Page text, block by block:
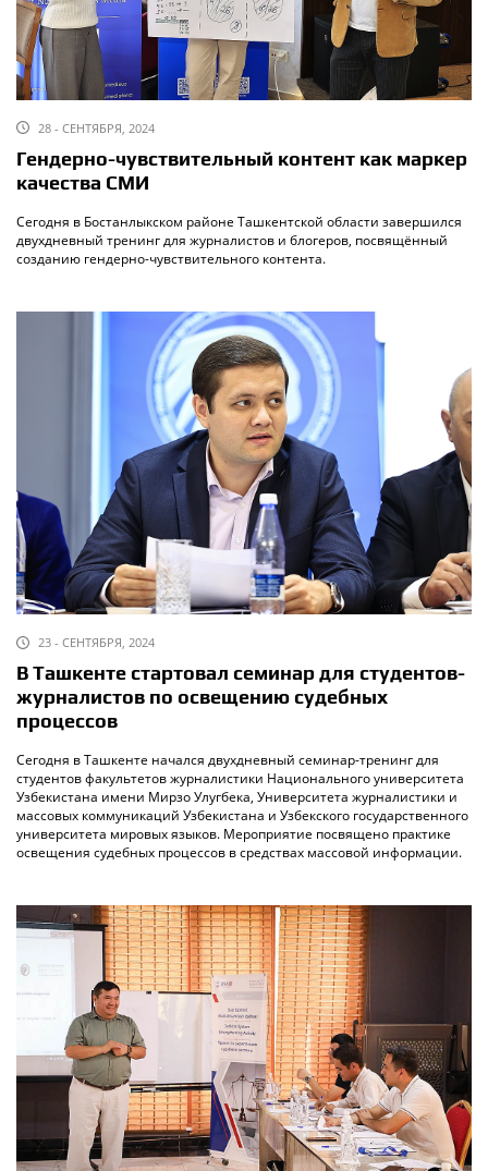
28 - СЕНТЯБРЯ, 2024
Гендерно-чувствительный контент как маркер
качества СМИ
Сегодня в Бостанлыкском районе Ташкентской области завершился
двухдневный тренинг для журналистов и блогеров, посвящённый
созданию гендерно-чувствительного контента.
23 - СЕНТЯБРЯ, 2024
В Ташкенте стартовал семинар для студентов-
журналистов по освещению судебных
процессов
Сегодня в Ташкенте начался двухдневный семинар-тренинг для
студентов факультетов журналистики Национального университета
Узбекистана имени Мирзо Улугбека, Университета журналистики и
массовых коммуникаций Узбекистана и Узбекского государственного
университета мировых языков. Мероприятие посвящено практике
освещения судебных процессов в средствах массовой информации.